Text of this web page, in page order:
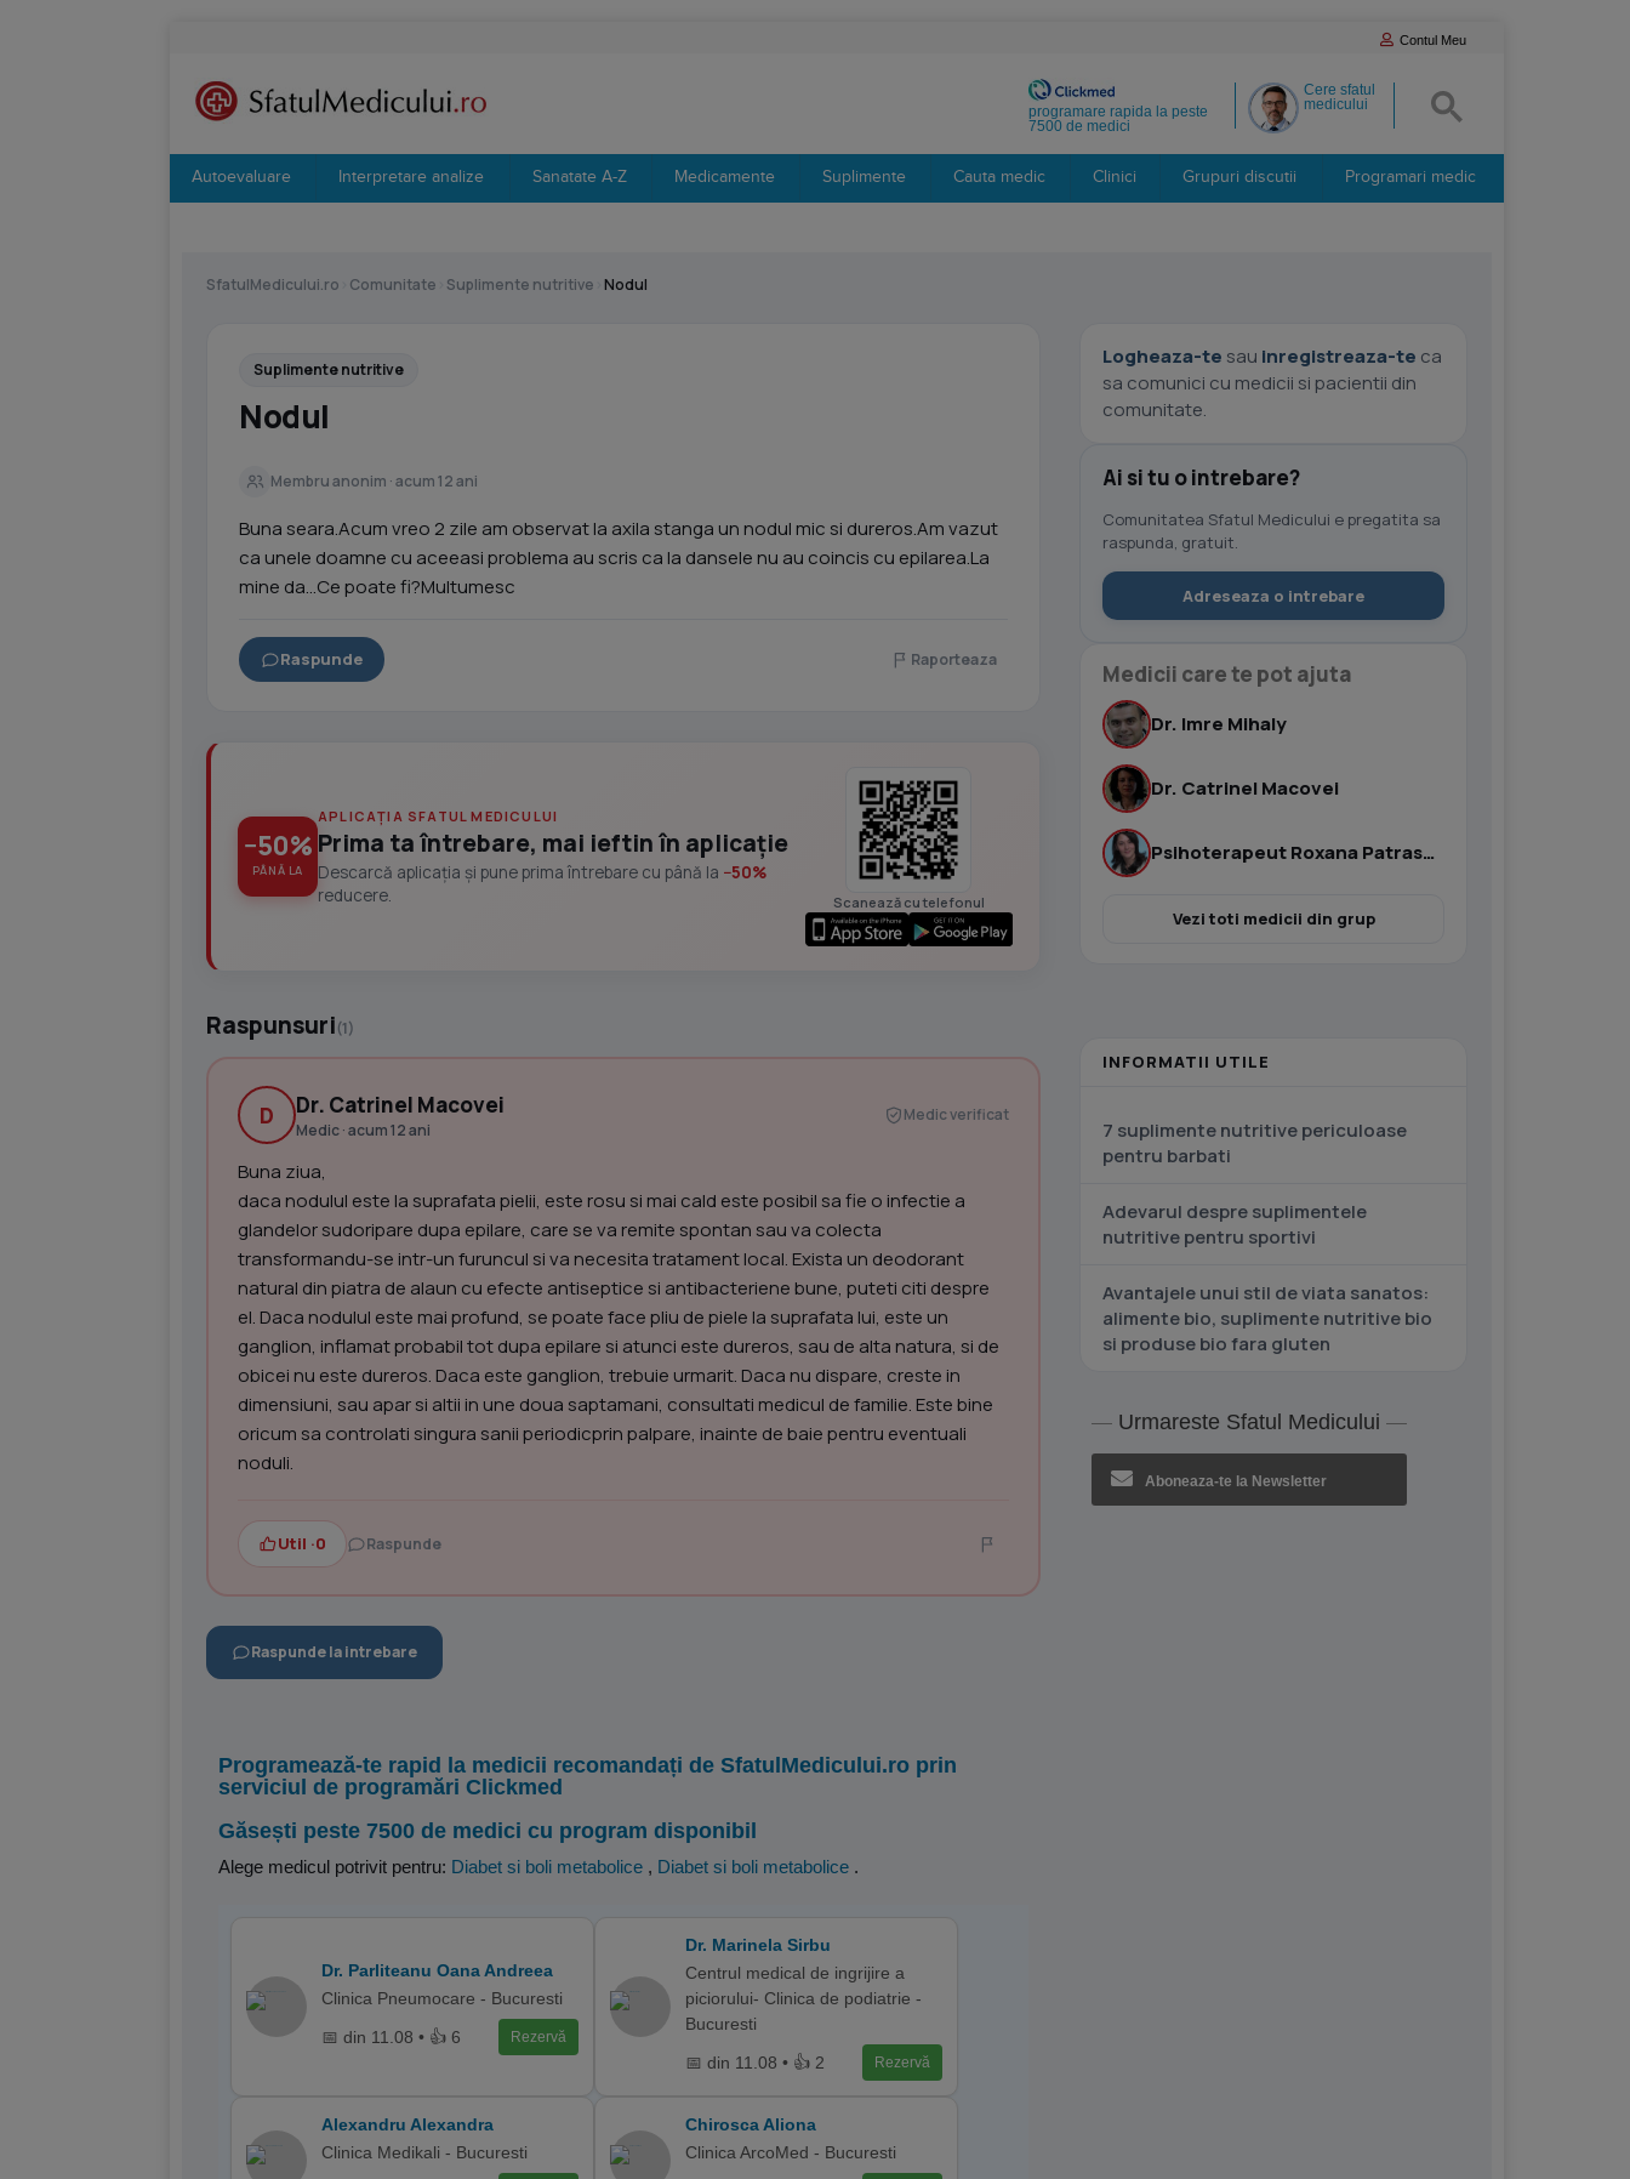
Contul Meu
Cere sfatul
medicului
programare rapida la peste
7500 de medici
Autoevaluare Interpretare analize Sanatate A-Z Medicamente Suplimente Cauta medic Clinici Grupuri discutii Programari medic
SfatulMedicului.ro Comunitate Suplimente nutritive Nodul
Suplimente nutritive
Nodul
Membru anonim · acum 12 ani
Buna seara.Acum vreo 2 zile am observat la axila stanga un nodul mic si dureros.Am vazut
ca unele doamne cu aceeasi problema au scris ca la dansele nu au coincis cu epilarea.La
mine da...Ce poate fi?Multumesc
Raspunde Raporteaza
−50%
PÂNĂ LA
APLICAȚIA SFATUL MEDICULUI
Prima ta întrebare, mai ieftin în aplicație
Descarcă aplicația și pune prima întrebare cu până la −50%
reducere.
Scanează cu telefonul
Raspunsuri(1)
D Dr. Catrinel Macovei
Medic · acum 12 ani
Medic verificat
Buna ziua,
daca nodulul este la suprafata pielii, este rosu si mai cald este posibil sa fie o infectie a
glandelor sudoripare dupa epilare, care se va remite spontan sau va colecta
transformandu-se intr-un furuncul si va necesita tratament local. Exista un deodorant
natural din piatra de alaun cu efecte antiseptice si antibacteriene bune, puteti citi despre
el. Daca nodulul este mai profund, se poate face pliu de piele la suprafata lui, este un
ganglion, inflamat probabil tot dupa epilare si atunci este dureros, sau de alta natura, si de
obicei nu este dureros. Daca este ganglion, trebuie urmarit. Daca nu dispare, creste in
dimensiuni, sau apar si altii in une doua saptamani, consultati medicul de familie. Este bine
oricum sa controlati singura sanii periodicprin palpare, inainte de baie pentru eventuali
noduli.
Util ·0 Raspunde
Raspunde la intrebare
Programează-te rapid la medicii recomandați de SfatulMedicului.ro prin
serviciul de programări Clickmed
Găsești peste 7500 de medici cu program disponibil
Alege medicul potrivit pentru: Diabet si boli metabolice , Diabet si boli metabolice .
Dr. Parliteanu Oana Andreea
Clinica Pneumocare - Bucuresti
📅 din 11.08 • 👍 6
Rezervă
Dr. Marinela Sirbu
Centrul medical de ingrijire a
piciorului- Clinica de podiatrie -
Bucuresti
📅 din 11.08 • 👍 2
Rezervă
Alexandru Alexandra
Clinica Medikali - Bucuresti
Chirosca Aliona
Clinica ArcoMed - Bucuresti
Logheaza-te sau inregistreaza-te ca
sa comunici cu medicii si pacientii din
comunitate.
Ai si tu o intrebare?
Comunitatea Sfatul Medicului e pregatita sa
raspunda, gratuit.
Adreseaza o intrebare
Medicii care te pot ajuta
Dr. Imre Mihaly
Dr. Catrinel Macovei
Psihoterapeut Roxana Patrascu
Vezi toti medicii din grup
INFORMATII UTILE
7 suplimente nutritive periculoase
pentru barbati
Adevarul despre suplimentele
nutritive pentru sportivi
Avantajele unui stil de viata sanatos:
alimente bio, suplimente nutritive bio
si produse bio fara gluten
Urmareste Sfatul Medicului
Aboneaza-te la Newsletter